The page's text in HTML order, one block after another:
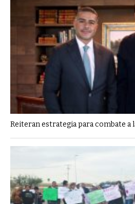
Reiteran estrategia para combate a